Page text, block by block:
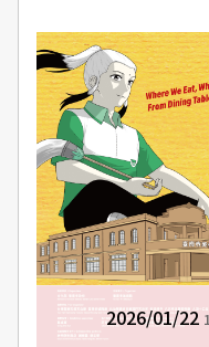
2026/01/22